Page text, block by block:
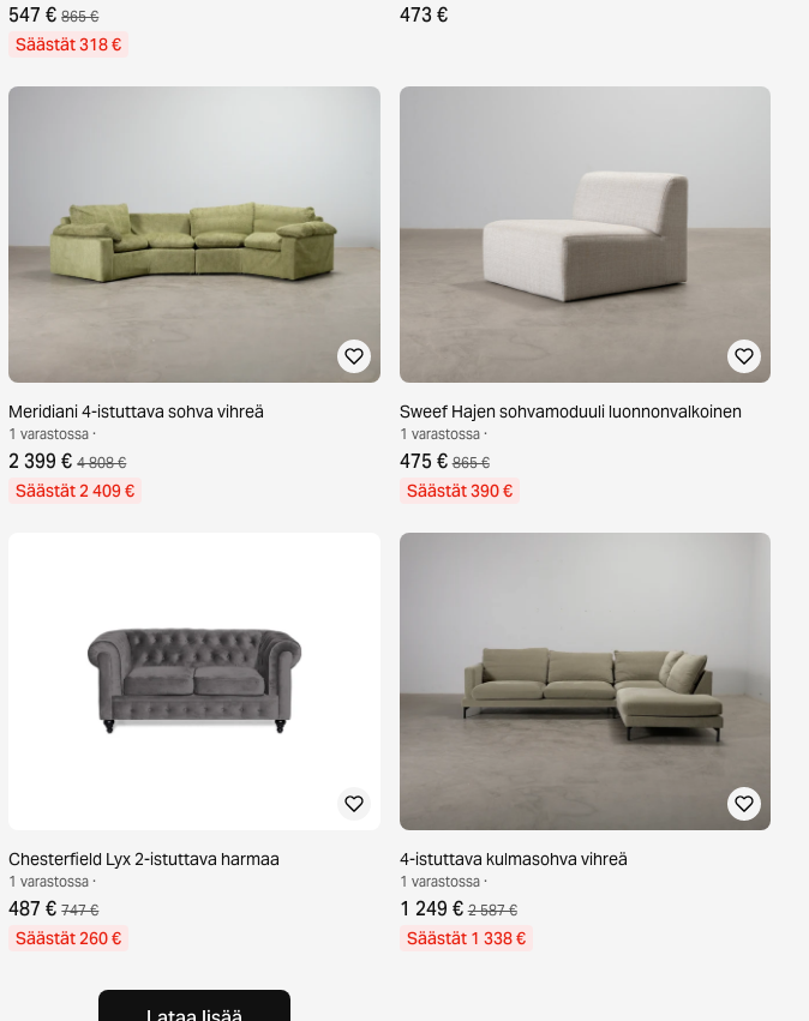
547 € 865 €
Säästät 318 €
473 €
Meridiani 4-istuttava sohva vihreä
1 varastossa ·
2 399 € 4 808 €
Säästät 2 409 €
Sweef Hajen sohvamoduuli luonnonvalkoinen
1 varastossa ·
475 € 865 €
Säästät 390 €
Chesterfield Lyx 2-istuttava harmaa
1 varastossa ·
487 € 747 €
Säästät 260 €
4-istuttava kulmasohva vihreä
1 varastossa ·
1 249 € 2 587 €
Säästät 1 338 €